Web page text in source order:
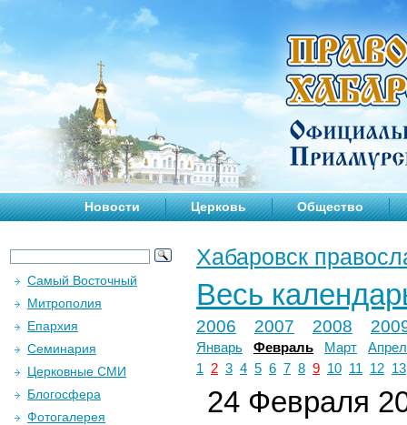
Новости Церковь Общество
Хабаровск
Весь
2006 2007 2008
Январь Февраль Март
1
2 3 4 5 6 7 8 9 10 11 12 13
24 Февраля
Самый Восточный
Митрополия
Епархия
Семинария
Церковные СМИ
Блогосфера
Фотогалерея